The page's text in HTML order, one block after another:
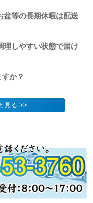
盆等の長期休暇は配送
理しやすい状態で届け
か？
見る >>